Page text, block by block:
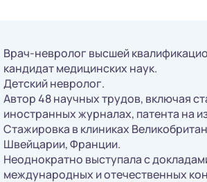
Врач-невролог высшей
кандидат медицинских наук.
Детский невролог.
Автор 48 научных трудов, включая
иностранных журналах, патента на
Стажировка в клиниках
Швейцарии, Франции.
Неоднократно выступала с
международных и отечественных